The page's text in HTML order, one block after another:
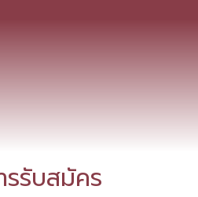
รรับสมัคร